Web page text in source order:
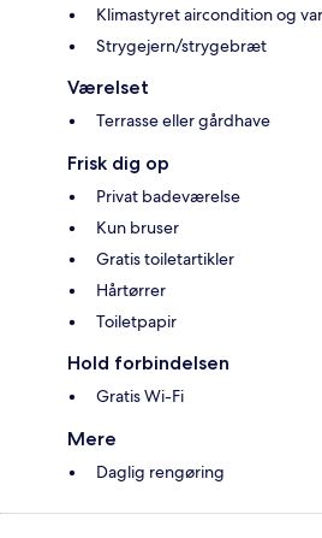
Klimastyret aircondition og
Strygejern/strygebræt
Værelset
Terrasse eller gårdhave
Frisk dig op
Privat badeværelse
Kun bruser
Gratis toiletartikler
Hårtørrer
Toiletpapir
Hold forbindelsen
Gratis Wi-Fi
Mere
Daglig rengøring